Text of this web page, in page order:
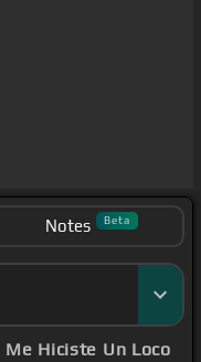
Notes Beta
Me Hiciste Un Loco